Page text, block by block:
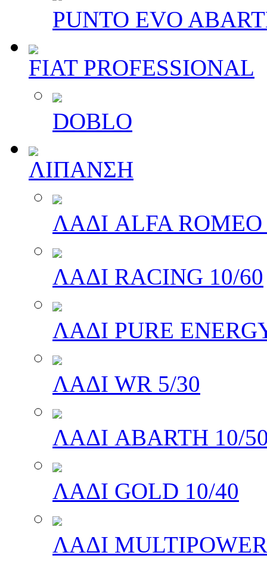
PUNTO EVO
FIAT PROFESSIONAL
DOBLO
ΛΙΠΑΝΣΗ
ΛΑΔΙ ALFA
ΛΑΔΙ RACING 10/60
ΛΑΔΙ PURE
ΛΑΔΙ WR 5/30
ΛΑΔΙ ABARTH 10/
ΛΑΔΙ GOLD 10/40
ΛΑΔΙ